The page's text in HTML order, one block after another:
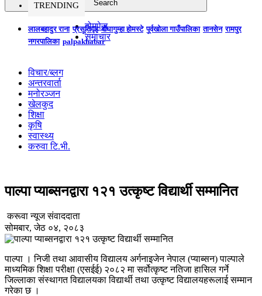
TRENDING
लालबहादुर राना प्रसूतिगृह बौघागुम्हा होमस्टे पूर्वखोला गाउँपालिका तानसेन रामपुर
नगरपालिका palpakhabar
होमपेज
समाचार
विचार/ब्लग
अन्तरवार्ता
मनोरञ्जन
खेलकुद
शिक्षा
कृषि
स्वास्थ्य
करुवा टि.भी.
पाल्पा प्याब्सनद्वारा १२१ उत्कृष्ट विद्यार्थी सम्मानित
करूवा न्यूज संवाददाता
सोमबार, जेठ ०४, २०८३
पाल्पा । निजी तथा आवासीय विद्यालय अर्गनाइजेन नेपाल (प्याब्सन) पाल्पाले
माध्यमिक शिक्षा परीक्षा (एसईई) २०८२ मा सर्वोत्कृष्ट नतिजा हासिल गर्ने
जिल्लाका संस्थागत विद्यालयका विद्यार्थी तथा उत्कृष्ट विद्यालयहरूलाई सम्मान
गरेका छ ।